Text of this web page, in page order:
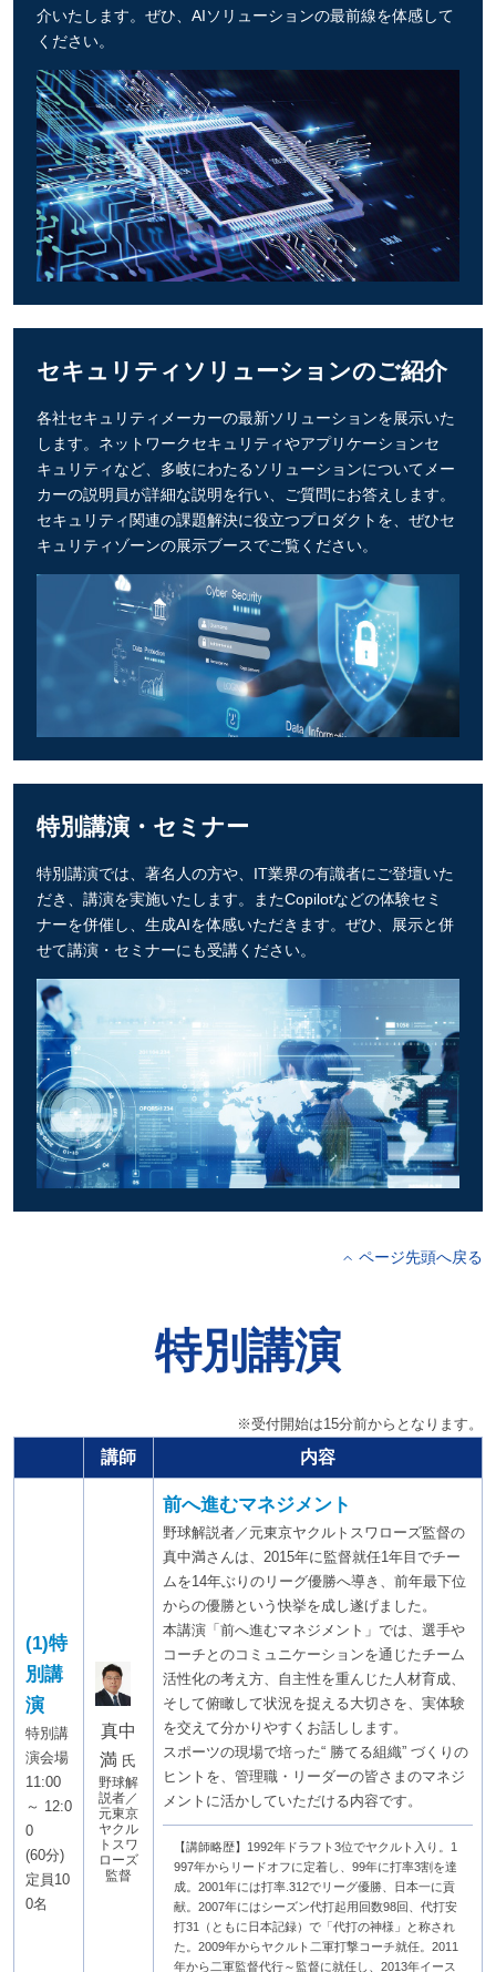
介いたします。ぜひ、AIソリューションの最前線を体感して
ください。
セキュリティソリューションのご紹介
各社セキュリティメーカーの最新ソリューションを展示いた
します。ネットワークセキュリティやアプリケーションセ
キュリティなど、多岐にわたるソリューションについてメー
カーの説明員が詳細な説明を行い、ご質問にお答えします。
セキュリティ関連の課題解決に役立つプロダクトを、ぜひセ
キュリティゾーンの展示ブースでご覧ください。
特別講演・セミナー
特別講演では、著名人の方や、IT業界の有識者にご登壇いた
だき、講演を実施いたします。またCopilotなどの体験セミ
ナーを併催し、生成AIを体感いただきます。ぜひ、展示と併
せて講演・セミナーにも受講ください。
ページ先頭へ戻る
特別講演
※受付開始は15分前からとなります。
講師 内容
(1)特
別講
演
特別講
演会場
11:00
～ 12:0
0
(60分)
定員10
0名
真中
満 氏
野球解
説者／
元東京
ヤクル
トスワ
ローズ
監督
前へ進むマネジメント
野球解説者／元東京ヤクルトスワローズ監督の
真中満さんは、2015年に監督就任1年目でチー
ムを14年ぶりのリーグ優勝へ導き、前年最下位
からの優勝という快挙を成し遂げました。
本講演「前へ進むマネジメント」では、選手や
コーチとのコミュニケーションを通じたチーム
活性化の考え方、自主性を重んじた人材育成、
そして俯瞰して状況を捉える大切さを、実体験
を交えて分かりやすくお話しします。
スポーツの現場で培った“ 勝てる組織” づくりの
ヒントを、管理職・リーダーの皆さまのマネジ
メントに活かしていただける内容です。
【講師略歴】1992年ドラフト3位でヤクルト入り。1
997年からリードオフに定着し、99年に打率3割を達
成。2001年には打率.312でリーグ優勝、日本一に貢
献。2007年にはシーズン代打起用回数98回、代打安
打31（ともに日本記録）で「代打の神様」と称され
た。2009年からヤクルト二軍打撃コーチ就任。2011
年から二軍監督代行～監督に就任し、2013年イース